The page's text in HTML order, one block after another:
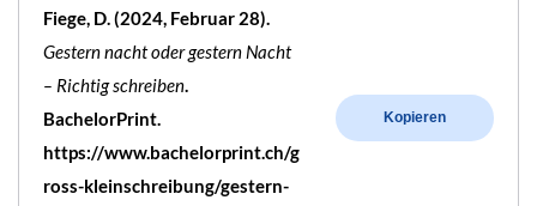
Fiege, D. (2024, Februar 28).
Gestern nacht oder gestern Nacht
– Richtig schreiben.
BachelorPrint.
https://www.bachelorprint.ch/g
ross-kleinschreibung/gestern-
Kopieren